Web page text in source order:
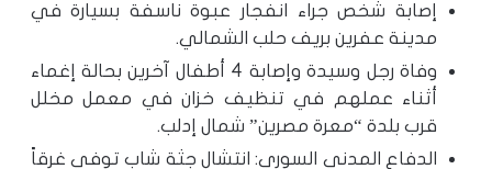
إصابة شخص جراء انفجار عبوة ناسفة بسيارة في
مدينة عفرين بريف حلب الشمالي.
وفاة رجل وسيدة وإصابة 4 أطفال آخرين بحالة إغماء
أثناء عملهم في تنظيف خزان في معمل مخلل
قرب بلدة “معرة مصرين” شمال إدلب.
الدفاع المدني السوري: انتشال جثة شاب توفي غرقاً